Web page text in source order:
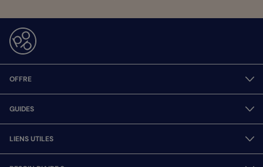
OFFRE
GUIDES
LIENS UTILES